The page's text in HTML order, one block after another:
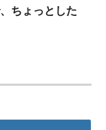
ちょっとした